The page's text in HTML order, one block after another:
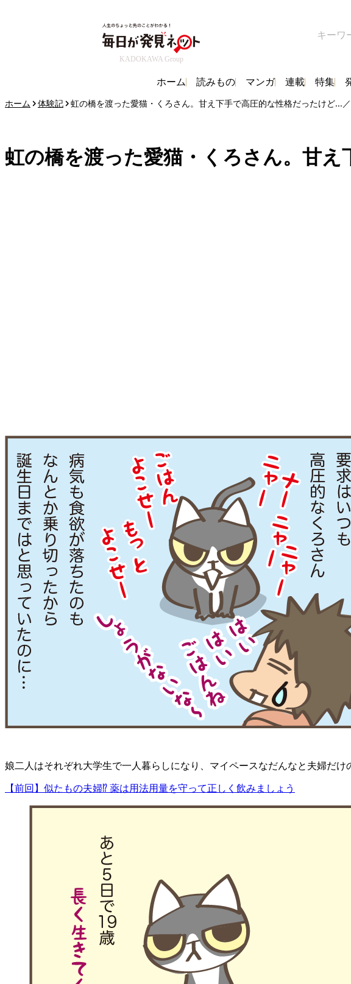
KADOKAWA Group
ホーム 読みもの マンガ 連載 特集
ホーム 体験記 虹の橋を渡った愛猫・くろさん。甘え下手で高圧的な性格だったけど...
虹の橋を渡った愛猫・くろさん。甘
娘二人はそれぞれ大学生で一人暮らしになり、マイペースなだんなと夫婦だけ
【前回】似たもの夫婦⁉ 薬は用法用量を守って正しく飲みましょう